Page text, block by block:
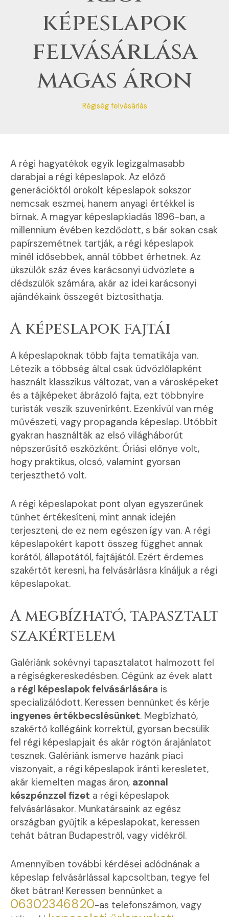
képeslapok
felvásárlása
magas áron
Régiség felvásárlás
A régi hagyatékok egyik legizgalmasabb
darabjai a régi képeslapok. Az előző
generációktól örökölt képeslapok sokszor
nemcsak eszmei, hanem anyagi értékkel is
bírnak. A magyar képeslapkiadás 1896-ban, a
millennium évében kezdődött, s bár sokan csak
papírszemétnek tartják, a régi képeslapok
minél idősebbek, annál többet érhetnek. Az
ükszülők száz éves karácsonyi üdvözlete a
dédszülők számára, akár az idei karácsonyi
ajándékaink összegét biztosíthatja.
A képeslapok fajtái
A képeslapoknak több fajta tematikája van.
Létezik a többség által csak üdvözlőlapként
használt klasszikus változat, van a városképeket
és a tájképeket ábrázoló fajta, ezt többnyire
turisták veszik szuvenírként. Ezenkívül van még
művészeti, vagy propaganda képeslap. Utóbbit
gyakran használták az első világháborút
népszerűsítő eszközként. Óriási előnye volt,
hogy praktikus, olcsó, valamint gyorsan
terjeszthető volt.
A régi képeslapokat pont olyan egyszerűnek
tűnhet értékesíteni, mint annak idején
terjeszteni, de ez nem egészen így van. A régi
képeslapokért kapott összeg függhet annak
korától, állapotától, fajtájától. Ezért érdemes
szakértőt keresni, ha felvásárlásra kínáljuk a régi
képeslapokat.
A megbízható, tapasztalt
szakértelem
Galériánk sokévnyi tapasztalatot halmozott fel
a régiségkereskedésben. Cégünk az évek alatt
a régi képeslapok felvásárlására is
specializálódott. Keressen bennünket és kérje
ingyenes értékbecslésünket. Megbízható,
szakértő kollégáink korrektül, gyorsan becsülik
fel régi képeslapjait és akár rögtön árajánlatot
tesznek. Galériánk ismerve hazánk piaci
viszonyait, a régi képeslapok iránti keresletet,
akár kiemelten magas áron, azonnal
készpénzzel fizet a régi képeslapok
felvásárlásakor. Munkatársaink az egész
országban gyűjtik a képeslapokat, keressen
tehát bátran Budapestről, vagy vidékről.
Amennyiben további kérdései adódnának a
képeslap felvásárlással kapcsoltban, tegye fel
őket bátran! Keressen bennünket a
06302346820-as telefonszámon, vagy